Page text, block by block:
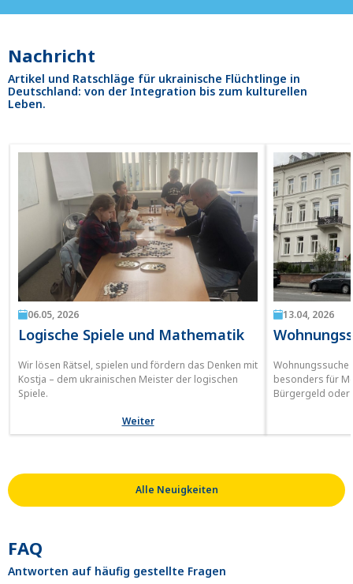
Nachricht
Artikel und Ratschläge für ukrainische Flüchtlinge in
Deutschland: von der Integration bis zum kulturellen
Leben.
06.05, 2026
Logische Spiele und Mathematik
Wir lösen Rätsel, spielen und fördern das Denken mit
Kostja – dem ukrainischen Meister der logischen
Spiele.
Weiter
13.04, 2026
Wohnungssuche
besonders für
Bürgergeld oder
Mit guter
„angemessene
Alle Neuigkeiten
FAQ
Antworten auf häufig gestellte Fragen